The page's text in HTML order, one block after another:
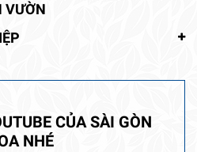
VƯỜN
CỦA SÀI GÒN
NHÉ